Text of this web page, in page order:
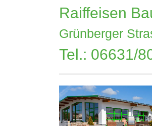
Raiffeisen
Grünberger
Tel.: 06631/